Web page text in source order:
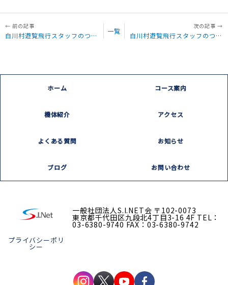
白川村遊覧飛行スタッフのつぶやき「白川村 秋の紅葉 遊覧飛行」7日目 遅ればせながら
一覧
白川村遊覧飛行スタッフのつぶやき「白川村 秋の紅葉 遊覧飛行」8日目 開催中です。
ホーム コース案内
機体紹介 アクセス
よくある質問 お知らせ
ブログ お問い合わせ
プライバシーポリ
シー
一般社団法人S.I.NET会 〒102-0073
東京都千代田区九段北4丁目3-16 4F TEL：
03-6380-9740 FAX：03-6380-9742